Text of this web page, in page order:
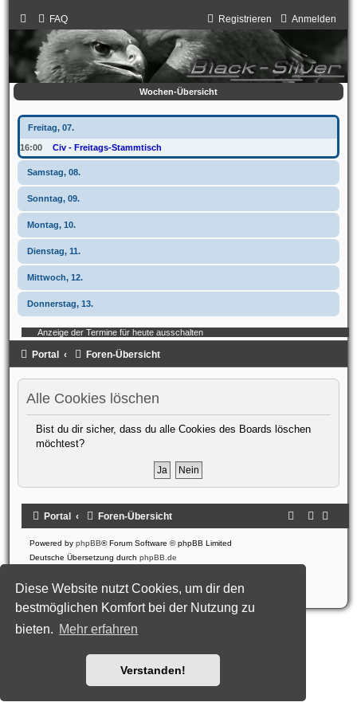
Diese Website nutzt Cookies, um dir den
bestmöglichen Komfort bei der Nutzung zu
bieten. Mehr erfahren
Verstanden!
FAQ Anmelden
Registrieren
Wochen-Übersicht
Freitag, 07.
16:00 Civ - Freitags-Stammtisch
Samstag, 08.
Sonntag, 09.
Montag, 10.
Dienstag, 11.
Mittwoch, 12.
Donnerstag, 13.
Anzeige der Termine für heute ausschalten
Portal Foren-Übersicht
Alle Cookies löschen
Bist du dir sicher, dass du alle Cookies des Boards löschen
möchtest?
Portal Foren-Übersicht
Powered by phpBB® Forum Software © phpBB Limited
Deutsche Übersetzung durch phpBB.de